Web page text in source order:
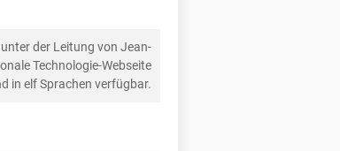
der Leitung von Jean-
Technologie-Webseite
in elf Sprachen verfügbar.